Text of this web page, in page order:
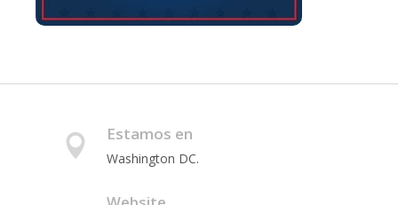
Estamos en
Washington DC.